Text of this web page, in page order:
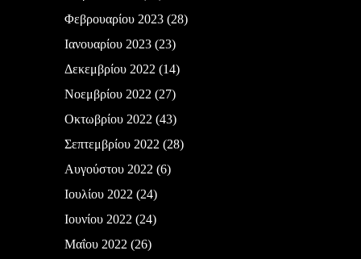
Φεβρουαρίου 2023(28)
Ιανουαρίου 2023(23)
Δεκεμβρίου 2022 (14)
Νοεμβρίου 2022 (27)
Οκτωβρίου 2022 (43)
Σεπτεμβρίου 2022 (28)
Αυγούστου 2022 (6)
Ιουλίου 2022 (24)
Ιουνίου 2022 (24)
Μαΐου 2022 (26)